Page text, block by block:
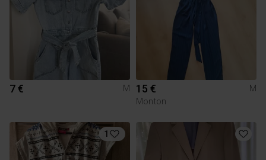
7 € M 15 €
M
Monton
1